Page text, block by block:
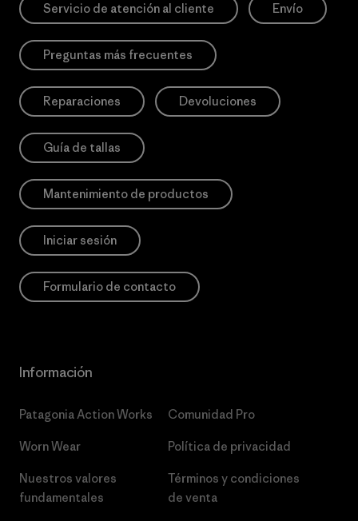
Servicio de atención al cliente Envío
Preguntas más frecuentes
Reparaciones Devoluciones
Guía de tallas
Mantenimiento de productos
Iniciar sesión
Formulario de contacto
Información
Patagonia Action Works
Worn Wear
Nuestros valores
fundamentales
Comunidad Pro
Política de privacidad
Términos y condiciones
de venta